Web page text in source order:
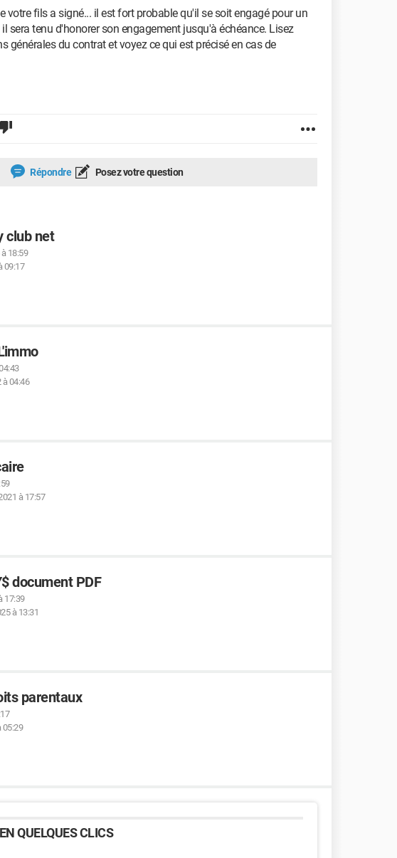
votre fils a signé... il est fort probable qu'il se soit engagé pour un
sera tenu d'honorer son engagement jusqu'à échéance. Lisez
générales du contrat et voyez ce qui est précisé en cas de
Répondre Posez votre question
club net
18:59
09:17
à 04:46
à 17:57
document PDF
17:39
à 13:31
parentaux
05:29
QUELQUES CLICS